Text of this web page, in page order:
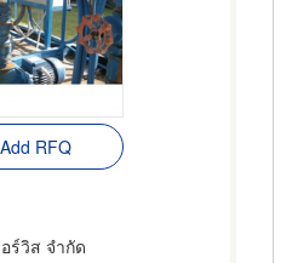
Add RFQ
ร์วิส จำกัด